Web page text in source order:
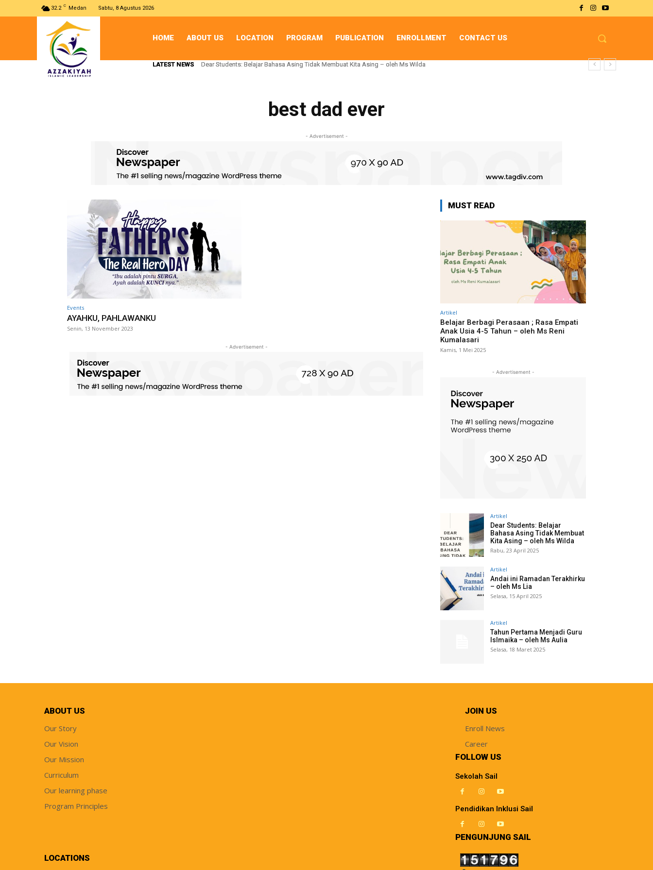
32.2 C Medan Sabtu, 8 Agustus 2026
HOME ABOUT US LOCATION PROGRAM PUBLICATION ENROLLMENT CONTACT US
LATEST NEWS Dear Students: Belajar Bahasa Asing Tidak Membuat Kita Asing – oleh Ms Wilda
LATEST NEWS Dear Students: Belajar Bahasa Asing Tidak Membuat Kita Asing – oleh Ms Wilda
best dad ever
- Advertisement -
Events
AYAHKU, PAHLAWANKU
Senin, 13 November 2023
- Advertisement -
MUST READ
Artikel
Belajar Berbagi Perasaan ; Rasa Empati
Anak Usia 4-5 Tahun – oleh Ms Reni
Kumalasari
Kamis, 1 Mei 2025
- Advertisement -
Artikel
Dear Students: Belajar
Bahasa Asing Tidak Membuat
Kita Asing – oleh Ms Wilda
Rabu, 23 April 2025
Artikel
Andai ini Ramadan Terakhirku
– oleh Ms Lia
Selasa, 15 April 2025
Artikel
Tahun Pertama Menjadi Guru
Islmaika – oleh Ms Aulia
Selasa, 18 Maret 2025
ABOUT US
Our Story
Our Vision
Our Mission
Curriculum
Our learning phase
Program Principles
LOCATIONS
JOIN US
Enroll News
Career
FOLLOW US
Sekolah Sail
Pendidikan Inklusi Sail
PENGUNJUNG SAIL